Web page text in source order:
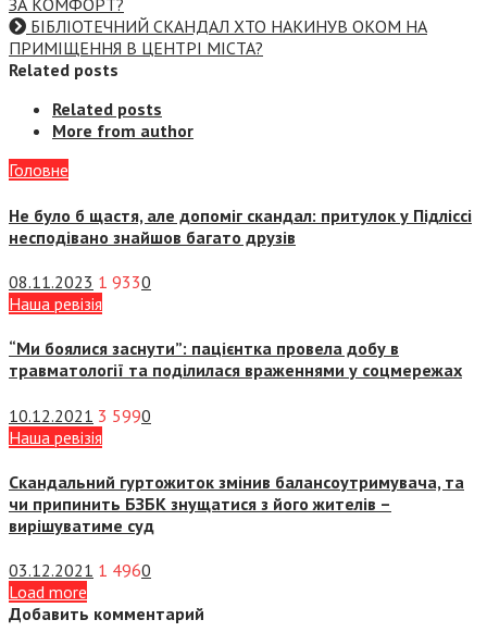
ЗА КОМФОРТ?
БІБЛІОТЕЧНИЙ СКАНДАЛ ХТО НАКИНУВ ОКОМ НА
ПРИМІЩЕННЯ В ЦЕНТРІ МІСТА?
Related posts
Related posts
More from author
Головне
Не було б щастя, але допоміг скандал: притулок у Підліссі
несподівано знайшов багато друзів
08.11.2023 1 9330
Наша ревізія
“Ми боялися заснути”: пацієнтка провела добу в
травматології та поділилася враженнями у соцмережах
10.12.2021 3 5990
Наша ревізія
Скандальний гуртожиток змінив балансоутримувача, та
чи припинить БЗБК знущатися з його жителів –
вирішуватиме суд
03.12.2021 1 4960
Load more
Добавить комментарий